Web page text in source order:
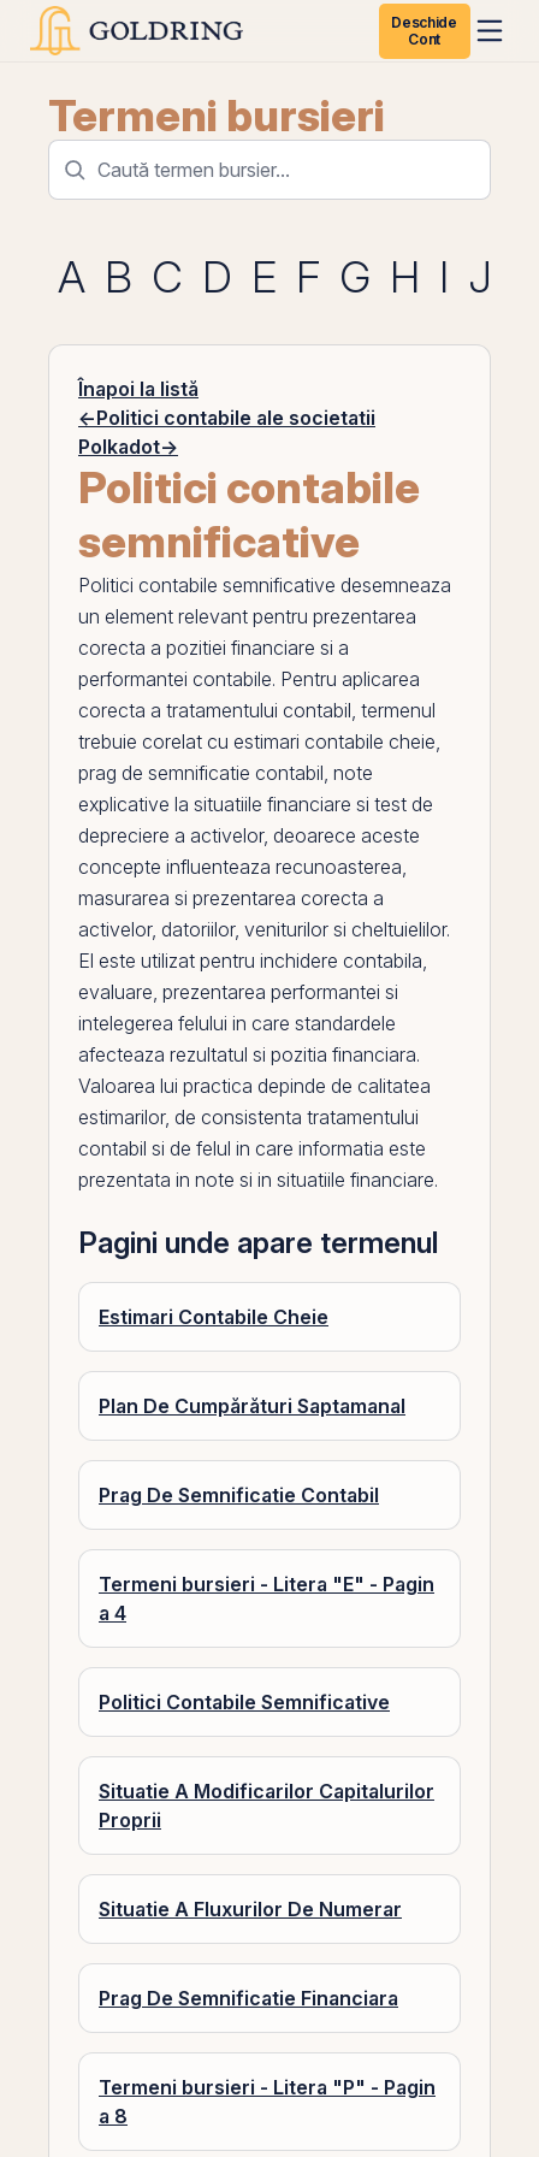
Deschide
Cont
Termeni bursieri
A B C D E F G H I J
Înapoi la listă
←Politici contabile ale societatii
Polkadot→
Politici contabile
semnificative
Politici contabile semnificative desemneaza
un element relevant pentru prezentarea
corecta a pozitiei financiare si a
performantei contabile. Pentru aplicarea
corecta a tratamentului contabil, termenul
trebuie corelat cu estimari contabile cheie,
prag de semnificatie contabil, note
explicative la situatiile financiare si test de
depreciere a activelor, deoarece aceste
concepte influenteaza recunoasterea,
masurarea si prezentarea corecta a
activelor, datoriilor, veniturilor si cheltuielilor.
El este utilizat pentru inchidere contabila,
evaluare, prezentarea performantei si
intelegerea felului in care standardele
afecteaza rezultatul si pozitia financiara.
Valoarea lui practica depinde de calitatea
estimarilor, de consistenta tratamentului
contabil si de felul in care informatia este
prezentata in note si in situatiile financiare.
Pagini unde apare termenul
Estimari Contabile Cheie
Plan De Cumpărături Saptamanal
Prag De Semnificatie Contabil
Termeni bursieri - Litera "E" - Pagin
a 4
Politici Contabile Semnificative
Situatie A Modificarilor Capitalurilor
Proprii
Situatie A Fluxurilor De Numerar
Prag De Semnificatie Financiara
Termeni bursieri - Litera "P" - Pagin
a 8